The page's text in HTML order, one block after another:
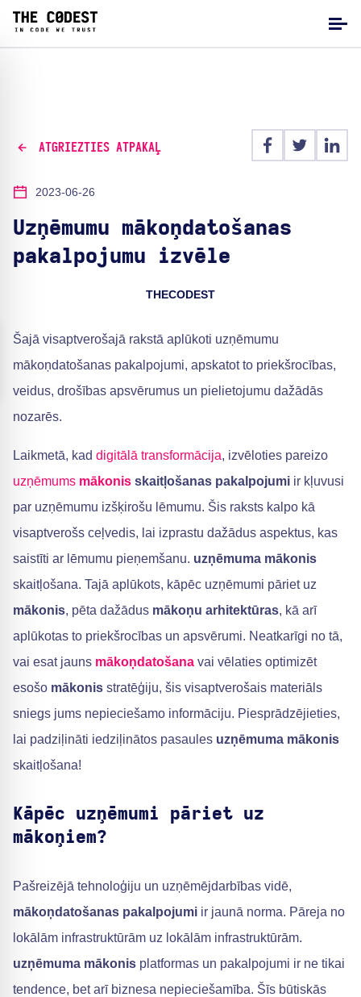
ATGRIEZTIES ATPAKAĻ
2023-06-26
Uzņēmumu mākoņdatošanas
pakalpojumu izvēle
THECODEST
Šajā visaptverošajā rakstā aplūkoti uzņēmumu
mākoņdatošanas pakalpojumi, apskatot to priekšrocības,
veidus, drošības apsvērumus un pielietojumu dažādās
nozarēs.
Laikmetā, kad digitālā transformācija, izvēloties pareizo
uzņēmums mākonis skaitļošanas pakalpojumi ir kļuvusi
par uzņēmumu izšķirošu lēmumu. Šis raksts kalpo kā
visaptverošs ceļvedis, lai izprastu dažādus aspektus, kas
saistīti ar lēmumu pieņemšanu. uzņēmuma mākonis
skaitļošana. Tajā aplūkots, kāpēc uzņēmumi pāriet uz
mākonis, pēta dažādus mākoņu arhitektūras, kā arī
aplūkotas to priekšrocības un apsvērumi. Neatkarīgi no tā,
vai esat jauns mākoņdatošana vai vēlaties optimizēt
esošo mākonis stratēģiju, šis visaptverošais materiāls
sniegs jums nepieciešamo informāciju. Piesprādzējieties,
lai padziļināti iedziļinātos pasaules uzņēmuma mākonis
skaitļošana!
Kāpēc uzņēmumi pāriet uz
mākoņiem?
Pašreizējā tehnoloģiju un uzņēmējdarbības vidē,
mākoņdatošanas pakalpojumi ir jaunā norma. Pāreja no
lokālām infrastruktūrām uz lokālām infrastruktūrām.
uzņēmuma mākonis platformas un pakalpojumi ir ne tikai
tendence, bet arī biznesa nepieciešamība. Šīs būtiskās